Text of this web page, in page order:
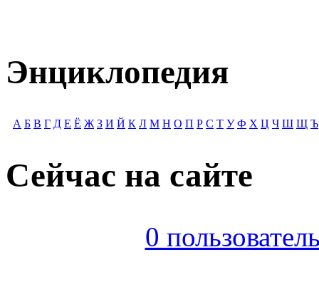
Энциклопедия
А Б В Г Д Е Ё Ж З И Й К Л М Н О П Р С Т У Ф Х Ц Ч Ш Щ Ъ
Сейчас на сайте
0